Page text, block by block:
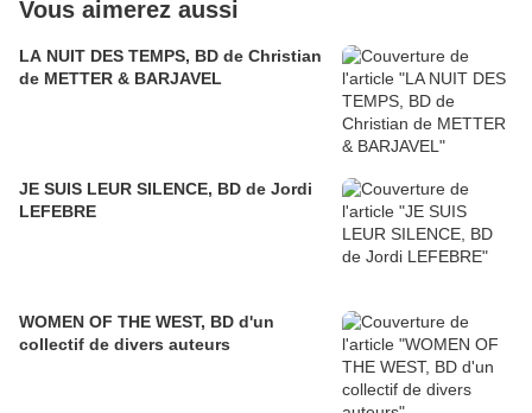
Vous aimerez aussi
LA NUIT DES TEMPS, BD de Christian
de METTER & BARJAVEL
JE SUIS LEUR SILENCE, BD de Jordi
LEFEBRE
WOMEN OF THE WEST, BD d'un
collectif de divers auteurs